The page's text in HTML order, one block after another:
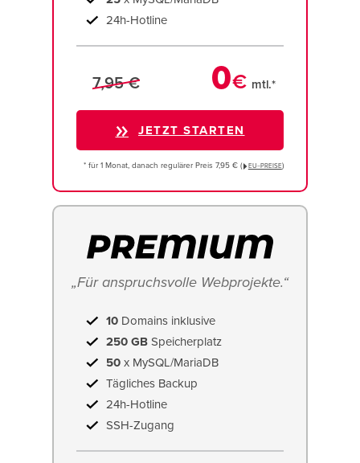
24h-Hotline
7,95 € 0€ mtl.*
JETZT STARTEN
* für 1 Monat, danach regulärer Preis 7,95 € ( EU−PREISE)
„Für anspruchsvolle Webprojekte.“
10 Domains inklusive
250 GB Speicherplatz
50 x MySQL/MariaDB
Tägliches Backup
24h-Hotline
SSH-Zugang